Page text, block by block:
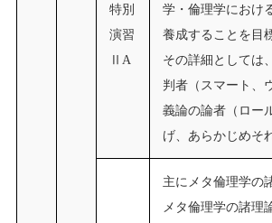
特別
演習
ⅡA
学・倫理学におけ
養成することを目
その詳細としては
判者（スマート、
義論の論者（ロー
げ、あらかじめそ
主にメタ倫理学の
メタ倫理学の諸理